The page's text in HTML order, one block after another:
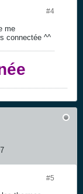
#4
me
connectée ^^
#5